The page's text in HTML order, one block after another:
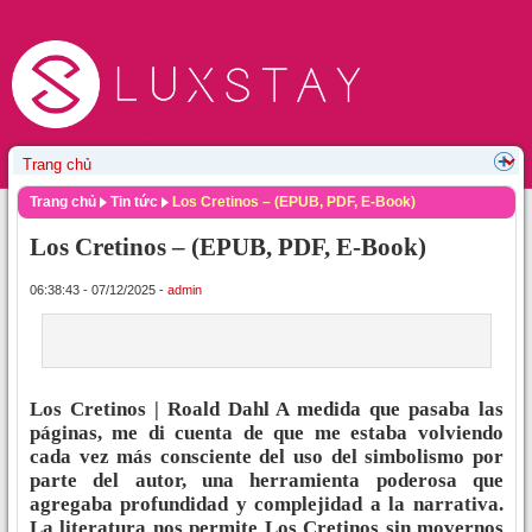
Trang chủ Tin tức Los Cretinos – (EPUB, PDF, E-Book)
Los Cretinos – (EPUB, PDF, E-Book)
06:38:43 - 07/12/2025 - admin
Los Cretinos | Roald Dahl A medida que pasaba las
páginas, me di cuenta de que me estaba volviendo
cada vez más consciente del uso del simbolismo por
parte del autor, una herramienta poderosa que
agregaba profundidad y complejidad a la narrativa.